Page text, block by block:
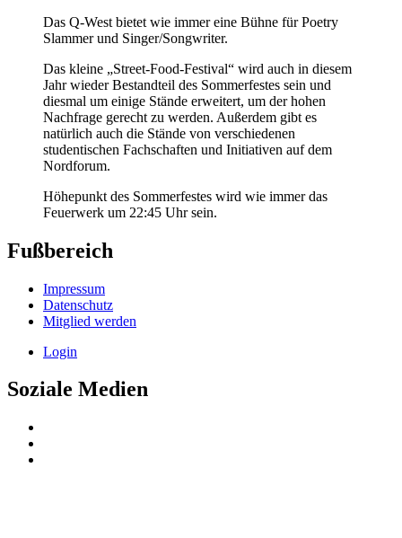
Das Q-West bietet wie immer eine Bühne für Poetry
Slammer und Singer/Songwriter.
Das kleine „Street-Food-Festival“ wird auch in diesem
Jahr wieder Bestandteil des Sommerfestes sein und
diesmal um einige Stände erweitert, um der hohen
Nachfrage gerecht zu werden. Außerdem gibt es
natürlich auch die Stände von verschiedenen
studentischen Fachschaften und Initiativen auf dem
Nordforum.
Höhepunkt des Sommerfestes wird wie immer das
Feuerwerk um 22:45 Uhr sein.
Fußbereich
Impressum
Datenschutz
Mitglied werden
Login
Soziale Medien